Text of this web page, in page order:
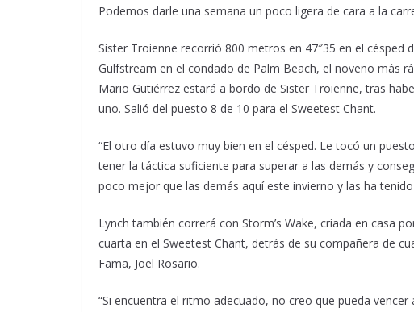
Podemos darle una semana un poco ligera de cara a la
Sister Troienne recorrió 800 metros en 47″35 en el
Gulfstream en el condado de Palm Beach, el noveno más
Mario Gutiérrez estará a bordo de Sister Troienne, tras
uno. Salió del puesto 8 de 10 para el Sweetest Chant.
“El otro día estuvo muy bien en el césped. Le tocó un
tener la táctica suficiente para superar a las demás y
poco mejor que las demás aquí este invierno y las ha
Lynch también correrá con Storm’s Wake, criada en casa
cuarta en el Sweetest Chant, detrás de su compañera de
Fama, Joel Rosario.
“Si encuentra el ritmo adecuado, no creo que pueda